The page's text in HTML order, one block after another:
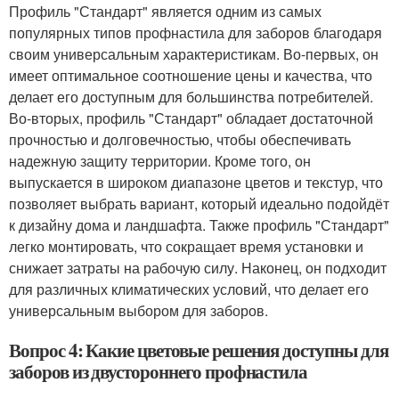
Профиль "Стандарт" является одним из самых
популярных типов профнастила для заборов благодаря
своим универсальным характеристикам. Во-первых, он
имеет оптимальное соотношение цены и качества, что
делает его доступным для большинства потребителей.
Во-вторых, профиль "Стандарт" обладает достаточной
прочностью и долговечностью, чтобы обеспечивать
надежную защиту территории. Кроме того, он
выпускается в широком диапазоне цветов и текстур, что
позволяет выбрать вариант, который идеально подойдёт
к дизайну дома и ландшафта. Также профиль "Стандарт"
легко монтировать, что сокращает время установки и
снижает затраты на рабочую силу. Наконец, он подходит
для различных климатических условий, что делает его
универсальным выбором для заборов.
Вопрос 4: Какие цветовые решения доступны для
заборов из двустороннего профнастила